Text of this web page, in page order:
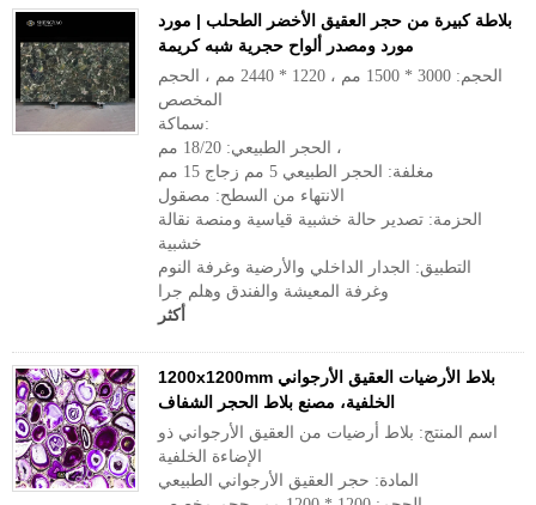
بلاطة كبيرة من حجر العقيق الأخضر الطحلب | مورد
مورد ومصدر ألواح حجرية شبه كريمة
الحجم: 3000 * 1500 مم ، 1220 * 2440 مم ، الحجم
المخصص
سماكة:
الحجر الطبيعي: 18/20 مم ،
مغلفة: الحجر الطبيعي 5 مم زجاج 15 مم
الانتهاء من السطح: مصقول
الحزمة: تصدير حالة خشبية قياسية ومنصة نقالة
خشبية
التطبيق: الجدار الداخلي والأرضية وغرفة النوم
وغرفة المعيشة والفندق وهلم جرا
أكثر
1200x1200mm بلاط الأرضيات العقيق الأرجواني
الخلفية، مصنع بلاط الحجر الشفاف
اسم المنتج: بلاط أرضيات من العقيق الأرجواني ذو
الإضاءة الخلفية
المادة: حجر العقيق الأرجواني الطبيعي